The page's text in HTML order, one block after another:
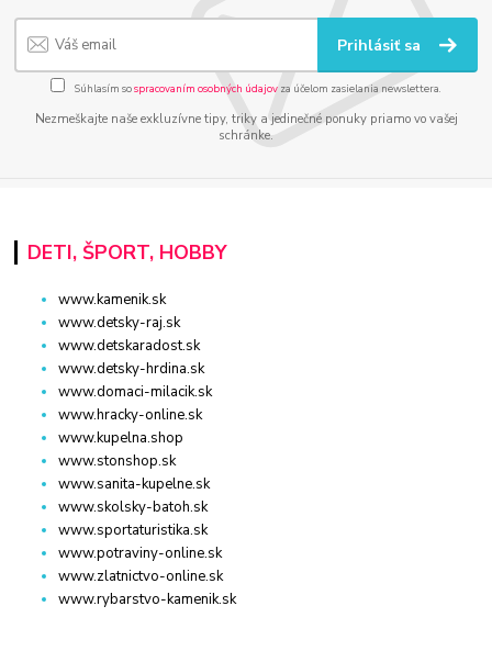
Prihlásiť sa
Súhlasím sospracovaním osobných údajov za účelom zasielania newslettera.
Nezmeškajte naše exkluzívne tipy, triky a jedinečné ponuky priamo vo vašej
schránke.
DETI, ŠPORT, HOBBY
www.kamenik.sk
www.detsky-raj.sk
www.detskaradost.sk
www.detsky-hrdina.sk
www.domaci-milacik.sk
www.hracky-online.sk
www.kupelna.shop
www.stonshop.sk
www.sanita-kupelne.sk
www.skolsky-batoh.sk
www.sportaturistika.sk
www.potraviny-online.sk
www.zlatnictvo-online.sk
www.rybarstvo-kamenik.sk